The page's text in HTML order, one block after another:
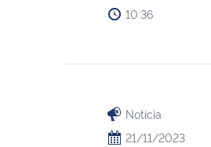
10:36
Notícia
21/11/2023